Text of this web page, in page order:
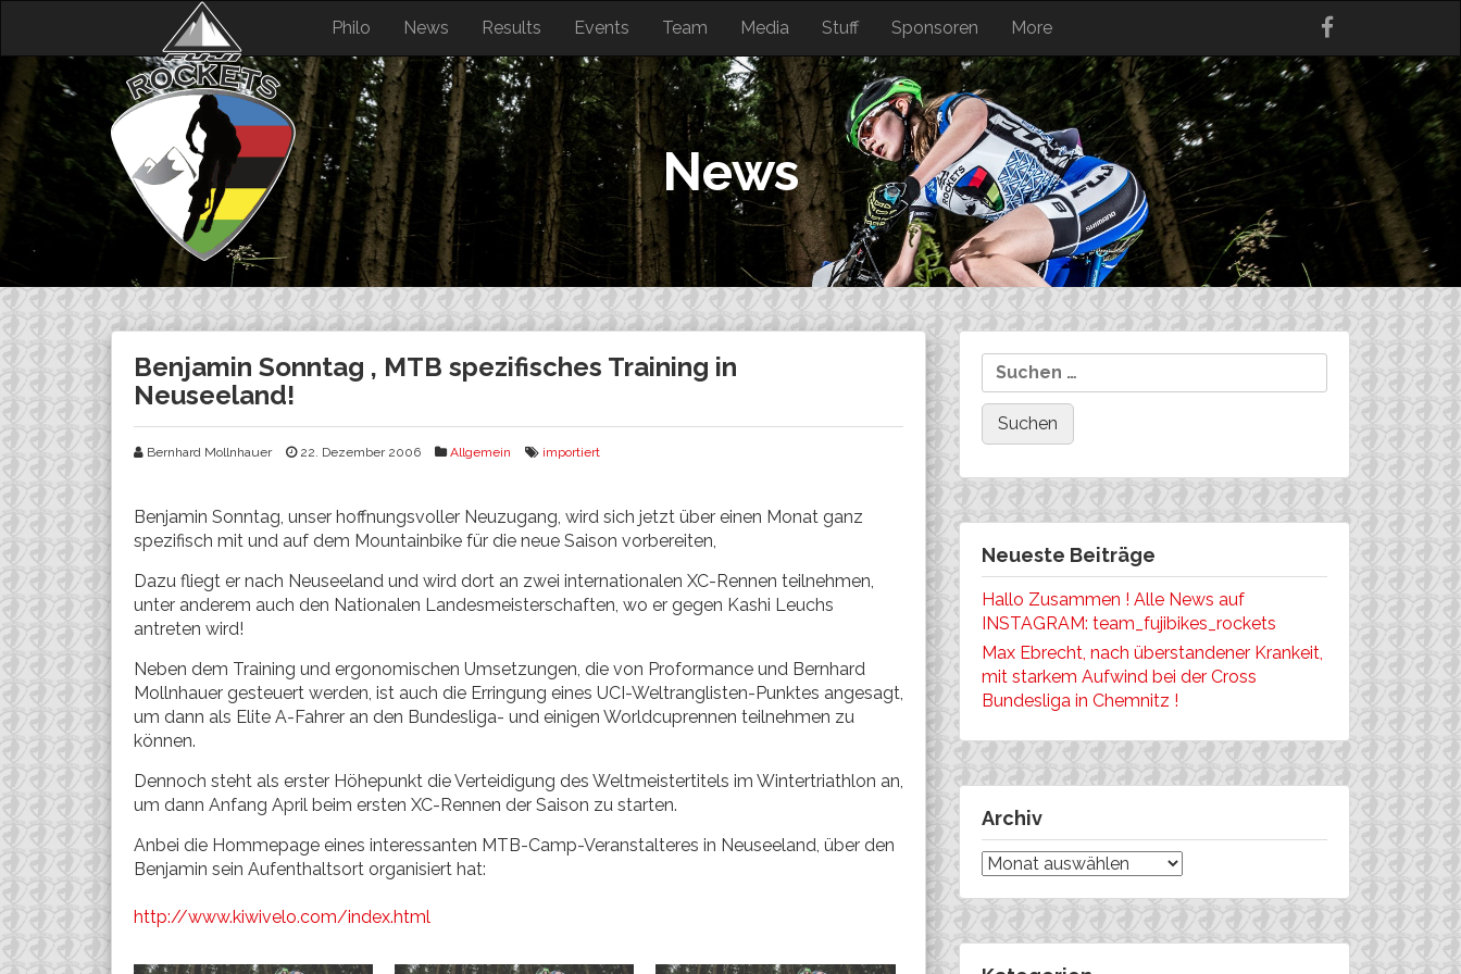
content
Philo News Results Events Team Media Stuff Sponsoren More
News
Benjamin Sonntag , MTB spezifisches Training in
Neuseeland!
Bernhard Mollnhauer 22. Dezember 2006 Allgemein importiert
Benjamin Sonntag, unser hoffnungsvoller Neuzugang, wird sich jetzt über einen Monat ganz
spezifisch mit und auf dem Mountainbike für die neue Saison vorbereiten,
Dazu fliegt er nach Neuseeland und wird dort an zwei internationalen XC-Rennen teilnehmen,
unter anderem auch den Nationalen Landesmeisterschaften, wo er gegen Kashi Leuchs
antreten wird!
Neben dem Training und ergonomischen Umsetzungen, die von Proformance und Bernhard
Mollnhauer gesteuert werden, ist auch die Erringung eines UCI-Weltranglisten-Punktes angesagt,
um dann als Elite A-Fahrer an den Bundesliga- und einigen Worldcuprennen teilnehmen zu
können.
Dennoch steht als erster Höhepunkt die Verteidigung des Weltmeistertitels im Wintertriathlon an,
um dann Anfang April beim ersten XC-Rennen der Saison zu starten.
Anbei die Hommepage eines interessanten MTB-Camp-Veranstalteres in Neuseeland, über den
Benjamin sein Aufenthaltsort organisiert hat:
http://www.kiwivelo.com/index.html
Suchen
nach:
Neueste Beiträge
Hallo Zusammen ! Alle News auf
INSTAGRAM: team_fujibikes_rockets
Max Ebrecht, nach überstandener Krankeit,
mit starkem Aufwind bei der Cross
Bundesliga in Chemnitz !
Archiv
Archiv